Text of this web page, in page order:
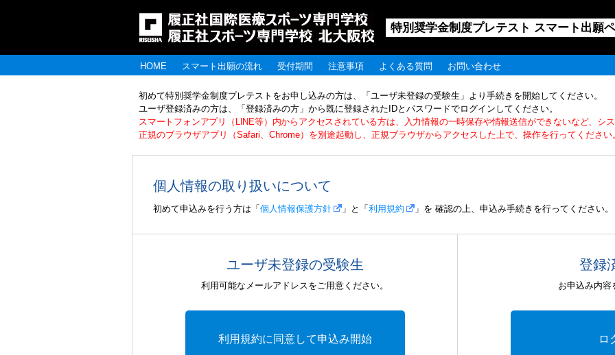
特別奨学金制度プレテスト スマート出願
HOME スマート出願の流れ 受付期間 注意事項 よくある質問 お問い合わせ
初めて特別奨学金制度プレテストをお申し込みの方は、「ユーザ未登録の受験生」より手続きを開始してください。
ユーザ登録済みの方は、「登録済みの方」から既に登録されたIDとパスワードでログインしてください。
スマートフォンアプリ（LINE等）内からアクセスされている方は、入力情報の一時保存や情報送信ができないなど、シ
正規のブラウザアプリ（Safari、Chrome）を別途起動し、正規ブラウザからアクセスした上で、操作を行ってください
個人情報の取り扱いについて
初めて申込みを行う方は「 個人情報保護方針 」と「 利用規約 」を 確認の上、申込み手続きを行ってください。
ユーザ未登録の受験生
利用可能なメールアドレスをご用意ください。
利用規約に同意して申込み開始
登録
お申込み内容
ロ